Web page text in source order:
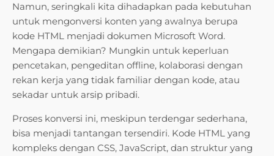
Namun, seringkali kita dihadapkan pada kebutuhan
untuk mengonversi konten yang awalnya berupa
kode HTML menjadi dokumen Microsoft Word.
Mengapa demikian? Mungkin untuk keperluan
pencetakan, pengeditan offline, kolaborasi dengan
rekan kerja yang tidak familiar dengan kode, atau
sekadar untuk arsip pribadi.
Proses konversi ini, meskipun terdengar sederhana,
bisa menjadi tantangan tersendiri. Kode HTML yang
kompleks dengan CSS, JavaScript, dan struktur yang